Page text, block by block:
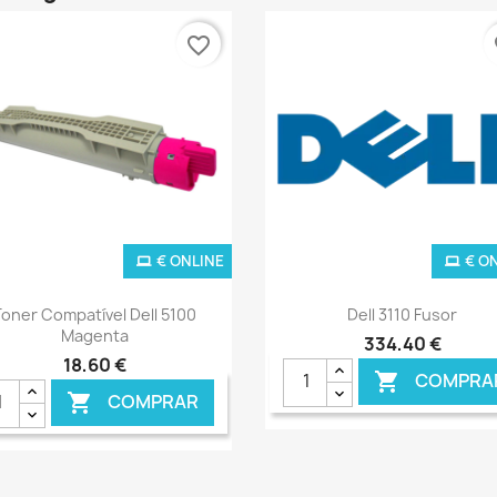
Ver+
Compatível Dell 5100
Magenta
18,60 €
 COMPRAR
€ ONLINE
favorite_border
Ver+
Dell 3110 Fusor
334,40 €

€